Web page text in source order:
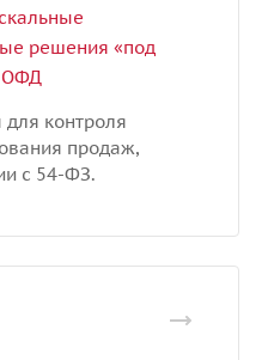
решения «под
ОФД
контроля
продаж,
с 54-ФЗ.